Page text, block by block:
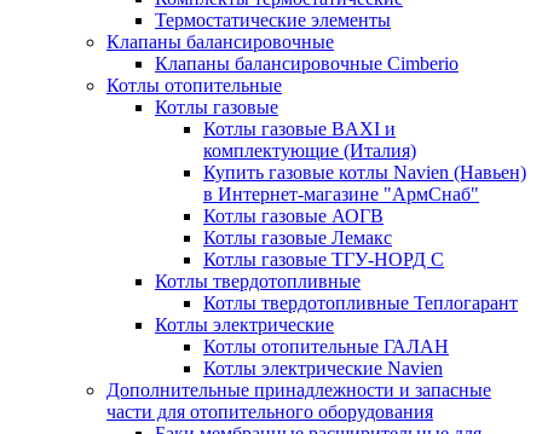
Термостатические элементы
Клапаны балансировочные
Клапаны балансировочные Cimberio
Котлы отопительные
Котлы газовые
Котлы газовые BAXI и
комплектующие (Италия)
Купить газовые котлы Navien (Навьен)
в Интернет-магазине "АрмСнаб"
Котлы газовые АОГВ
Котлы газовые Лемакс
Котлы газовые ТГУ-НОРД С
Котлы твердотопливные
Котлы твердотопливные Теплогарант
Котлы электрические
Котлы отопительные ГАЛАН
Котлы электрические Navien
Дополнительные принадлежности и запасные
части для отопительного оборудования